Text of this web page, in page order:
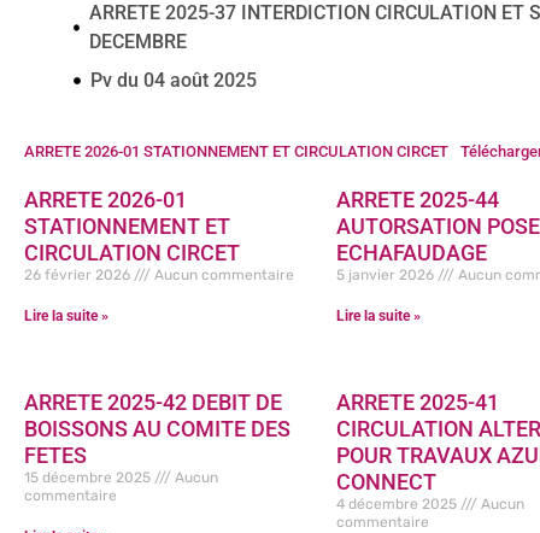
ARRETE 2025-37 INTERDICTION CIRCULATION ET
DECEMBRE
Pv du 04 août 2025
ARRETE 2026-01 STATIONNEMENT ET CIRCULATION CIRCET
ARRETE 2026-01
STATIONNEMENT ET
CIRCULATION CIRCET
26 février 2026 Aucun commentaire
Lire la suite »
ARRETE 2025-44
AUTORSATION POSE
ECHAFAUDAGE
5 janvier 2026 Aucun
Lire la suite »
ARRETE 2025-42 DEBIT DE
BOISSONS AU COMITE DES
FETES
15 décembre 2025
Aucun
commentaire
ARRETE 2025-41
CIRCULATION
POUR TRAVAUX
CONNECT
4 décembre 2025
Aucun
commentaire